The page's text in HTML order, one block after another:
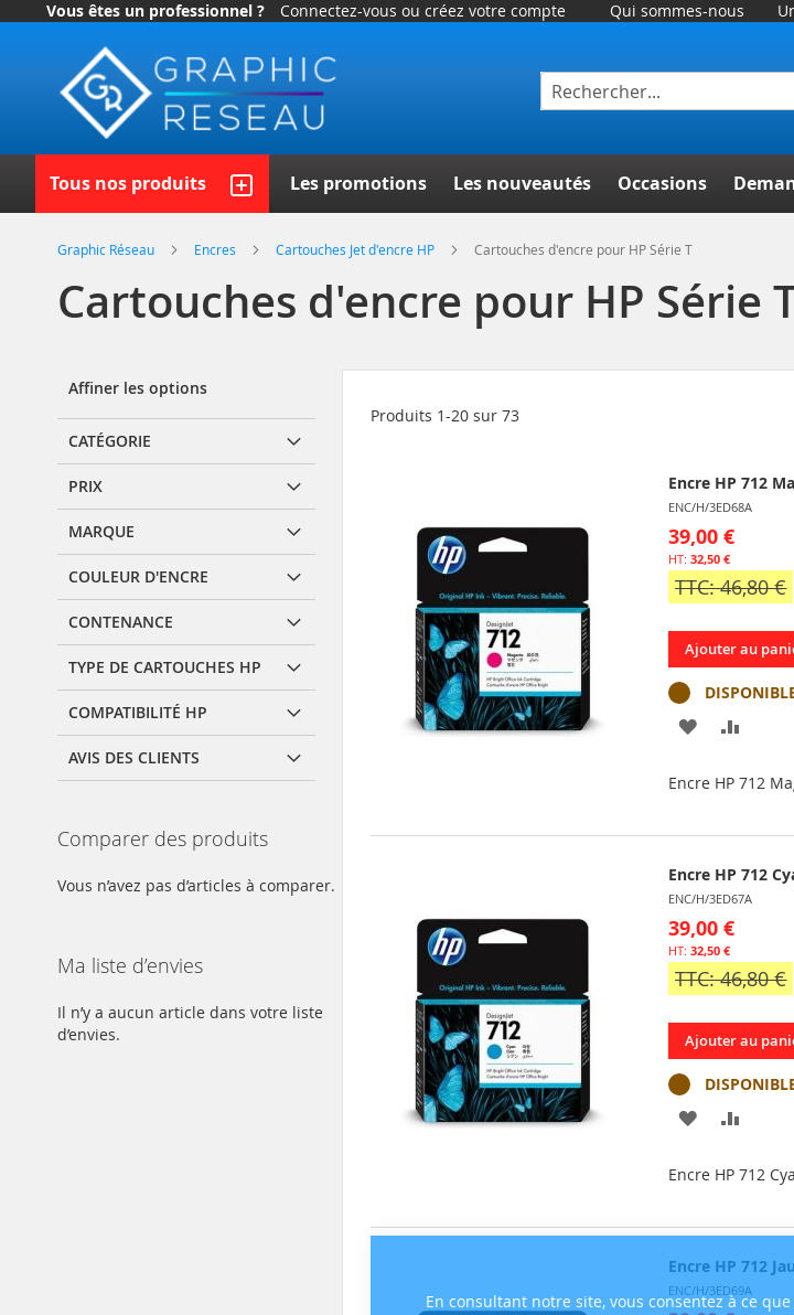
En consultant notre site, vous consentez à ce
Vous êtes un professionnel ? Connectez-vous ou créez votre compte Qui sommes-nous
Allez
contenu
Tous nos produits Les promotions Les nouveautés Occasions
Graphic Réseau Encres Cartouches Jet d'encre HP Cartouches d'encre pour HP Série T
Cartouches d'encre pour HP Série
Produits 1-20 sur73
Encre HP 712
ENC/H/3ED68A
39,00 €
32,50 €
TTC: 46,80 €
Ajouter au
AJOUTER
LISTE
D’ENVIE
Encre HP 712
Encre HP 712
ENC/H/3ED67A
39,00 €
32,50 €
TTC: 46,80 €
Ajouter au
AJOUTER
LISTE
D’ENVIE
Encre HP 712
Encre HP 712
ENC/H/3ED69A
Affiner les options
CATÉGORIE
PRIX
MARQUE
COULEUR D'ENCRE
CONTENANCE
TYPE DE CARTOUCHES HP
COMPATIBILITÉ HP
AVIS DES CLIENTS
Comparer des produits
Vous n’avez pas d’articles à comparer.
Ma liste d’envies
Il n’y a aucun article dans votre liste
d’envies.